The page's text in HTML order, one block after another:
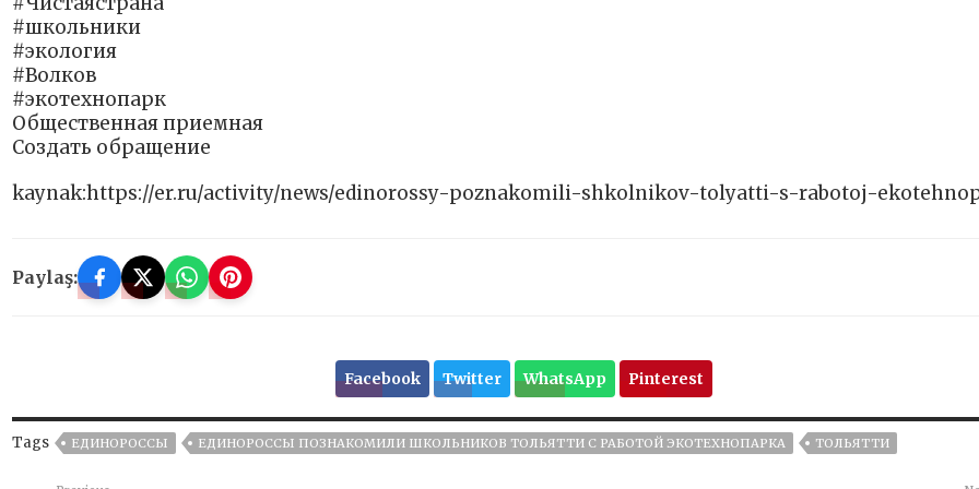
#школьники
#экология
#Волков
#экотехнопарк
Общественная приемная
Создать обращение
kaynak:https://er.ru/activity/news/edinorossy-poznakomili-shkolnikov-tolyatti-s-rabotoj-
Paylaş:
Facebook Twitter WhatsApp Pinterest
Tags ЕДИНОРОССЫ ЕДИНОРОССЫ ПОЗНАКОМИЛИ ШКОЛЬНИКОВ ТОЛЬЯТТИ С РАБОТОЙ ЭКОТЕХНОПАРКА ТОЛЬЯТТИ